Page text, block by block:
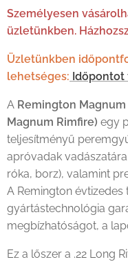
Személyesen
üzletünkben.
Üzletünkben
lehetséges:
A Remington
Magnum Rimfire) egy
teljesítményű
apróvadak
róka, borz), valamint
A Remington
gyártástechnológia
megbízhatóságot, a
Ez a lőszer a .22 Long